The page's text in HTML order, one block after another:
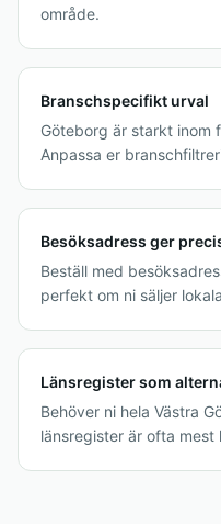
område.
Branschspecifikt urval
Göteborg är starkt inom
Anpassa er
Besöksadress ger
Beställ med
perfekt om ni säljer
Länsregister som
Behöver ni hela Västra
länsregister är ofta